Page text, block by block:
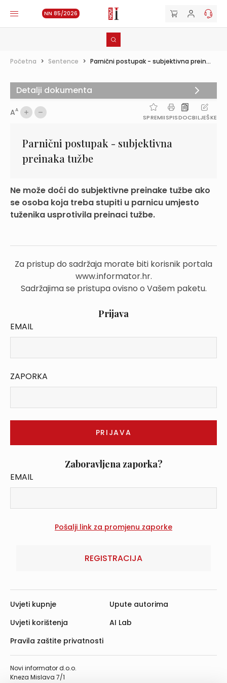
NN 85/2026
Početna > Sentence > Parnični postupak - subjektivna prein...
AA
SPREMIISPISDOCBILJEŠKE
Parnični postupak - subjektivna
preinaka tužbe
Ne može doći do subjektivne preinake tužbe ako
se osoba koja treba stupiti u parnicu umjesto
tuženika usprotivila preinaci tužbe.
Za pristup do sadržaja morate biti korisnik portala
www.informator.hr.
Sadržajima se pristupa ovisno o Vašem paketu.
Prijava
EMAIL
ZAPORKA
Zaboravljena zaporka?
EMAIL
REGISTRACIJA
Detalji dokumenta
Novi informator d.o.o.
Kneza Mislava 7/1
Uvjeti kupnje
Uvjeti korištenja
Pravila zaštite privatnosti
Upute autorima
AI Lab